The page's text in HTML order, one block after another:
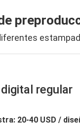
regular
20-40 USD /